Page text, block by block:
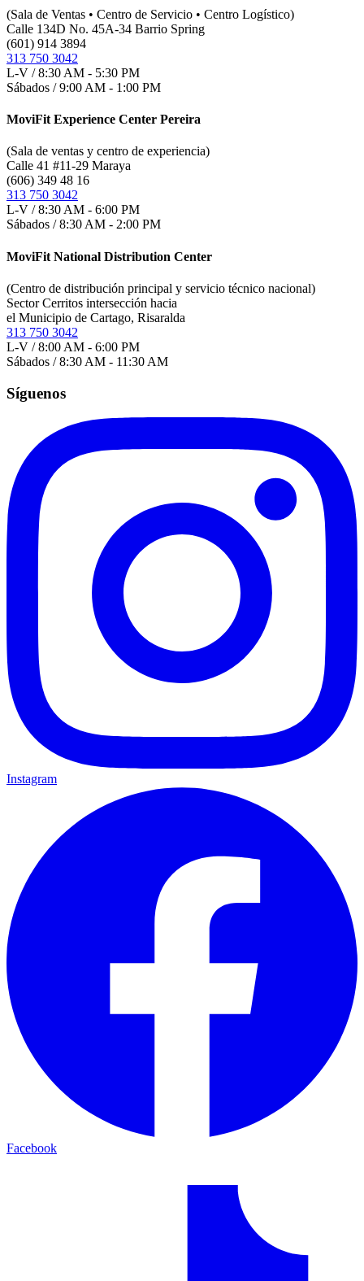
(Sala de Ventas • Centro de Servicio • Centro Logístico)
Calle 134D No. 45A-34 Barrio Spring
(601) 914 3894
313 750 3042
L-V / 8:30 AM - 5:30 PM
Sábados / 9:00 AM - 1:00 PM
MoviFit Experience Center Pereira
(Sala de ventas y centro de experiencia)
Calle 41 #11-29 Maraya
(606) 349 48 16
313 750 3042
L-V / 8:30 AM - 6:00 PM
Sábados / 8:30 AM - 2:00 PM
MoviFit National Distribution Center
(Centro de distribución principal y servicio técnico nacional)
Sector Cerritos intersección hacia
el Municipio de Cartago, Risaralda
313 750 3042
L-V / 8:00 AM - 6:00 PM
Sábados / 8:30 AM - 11:30 AM
Síguenos
Instagram
Facebook